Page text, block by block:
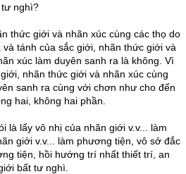
nghì?
thức giới và nhãn xúc cùng các thọ do
tánh của sắc giới, nhãn thức giới và
xúc làm duyên sanh ra là không. Vì
nhãn thức giới và nhãn xúc cùng
sanh ra cùng với chơn như cho đến
hai, không hai phần.
là lấy vô nhị của nhãn giới v.v... làm
giới v.v... làm phương tiện, vô sở đắc
tiện, hồi hướng trí nhất thiết trí, an
bất tư nghì.